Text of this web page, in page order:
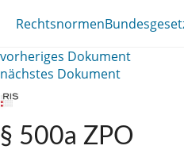
Rechtsnormen
vorheriges Dokument
nächstes Dokument
§ 500a ZPO